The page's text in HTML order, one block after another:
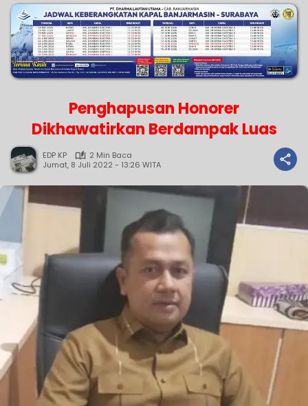
Penghapusan Honorer
Dikhawatirkan Berdampak Luas
EDP KP
2 Min Baca
Jumat, 8 Juli 2022 - 13:26 WITA